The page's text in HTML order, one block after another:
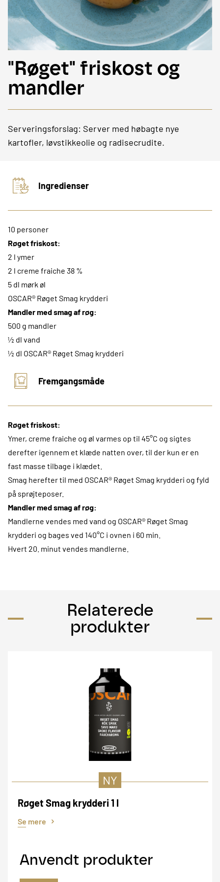
"Røget" friskost og
mandler
Serveringsforslag: Server med høbagte nye
kartofler, løvstikkeolie og radisecrudite.
Ingredienser
10 personer
Røget friskost:
2 l ymer
2 l creme fraiche 38 %
5 dl mørk øl
OSCAR® Røget Smag krydderi
Mandler med smag af røg:
500 g mandler
½ dl vand
½ dl OSCAR® Røget Smag krydderi
Fremgangsmåde
Røget friskost:
Ymer, creme fraiche og øl varmes op til 45°C og sigtes
derefter igennem et klæde natten over, til der kun er en
fast masse tilbage i klædet.
Smag herefter til med OSCAR® Røget Smag krydderi og fyld
på sprøjteposer.
Mandler med smag af røg:
Mandlerne vendes med vand og OSCAR® Røget Smag
krydderi og bages ved 140°C i ovnen i 60 min.
Hvert 20. minut vendes mandlerne.
Relaterede
produkter
Anvendt produkter
NY
Røget Smag krydderi 1 l
Se mere